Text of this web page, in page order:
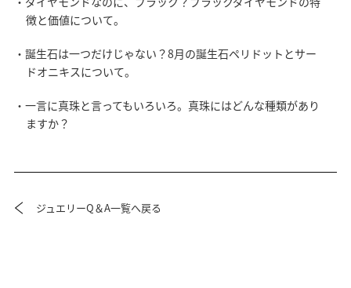
徴と価値について。
・誕生石は一つだけじゃない？8月の誕生石ペリドットとサー
ドオニキスについて。
・一言に真珠と言ってもいろいろ。真珠にはどんな種類があり
ますか？
ジュエリーQ＆A一覧へ戻る